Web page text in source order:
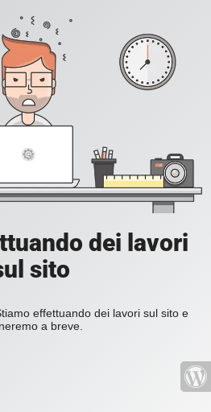
dei lavori
sito
effettuando dei lavori sul sito e
a breve.